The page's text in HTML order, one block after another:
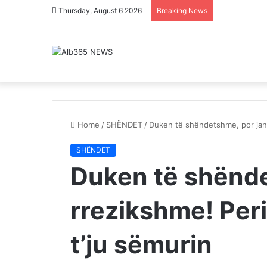
Thursday, August 6 2026 Breaking News
Home / SHËNDET / Duken të shëndetshme, por
SHËNDET
Duken të
rrezikshme!
t’ju sëmurin